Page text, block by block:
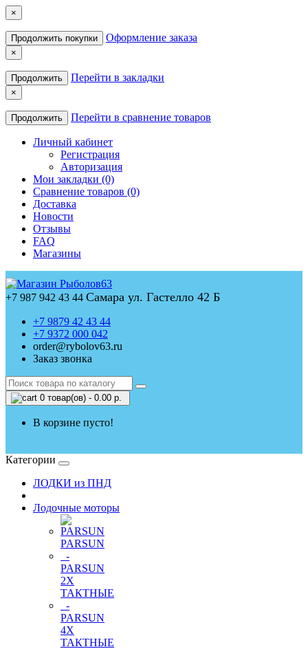
×
Продолжить покупки Оформление заказа
×
Продолжить Перейти в закладки
×
Продолжить Перейти в сравнение товаров
Личный кабинет
Регистрация
Авторизация
Мои закладки (0)
Сравнение товаров (0)
Доставка
Новости
Отзывы
FAQ
Магазины
+7 987 942 43 44 Самара ул. Гастелло 42 Б
+7 9879 42 43 44
+7 9372 000 042
order@rybolov63.ru
Заказ звонка
0 товар(ов) - 0.00 р.
В корзине пусто!
Категории
ЛОДКИ из ПНД
Лодочные моторы
PARSUN
-
PARSUN
2Х
ТАКТНЫЕ
-
PARSUN
4Х
ТАКТНЫЕ